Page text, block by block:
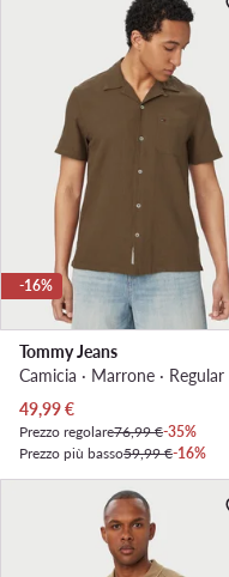
-16%
Tommy Jeans
Prezzo attuale
49,99€
Prezzo regolare76,99 €-35%
Prezzo più basso59,99 €-16%